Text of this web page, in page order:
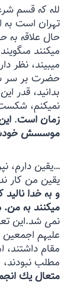
لله كه قسم
تهران است
حال علاقه
میكنند
میبيند، نظر
حضرت بر سر
بدانيد، قدر
نمیكنم،
زمان است.
موسسش
…يقين دارم،
يقين من كار
و به خدا
میكنند به
نمى شد.اين
علیهم
مقام
مطلب
متعال يك